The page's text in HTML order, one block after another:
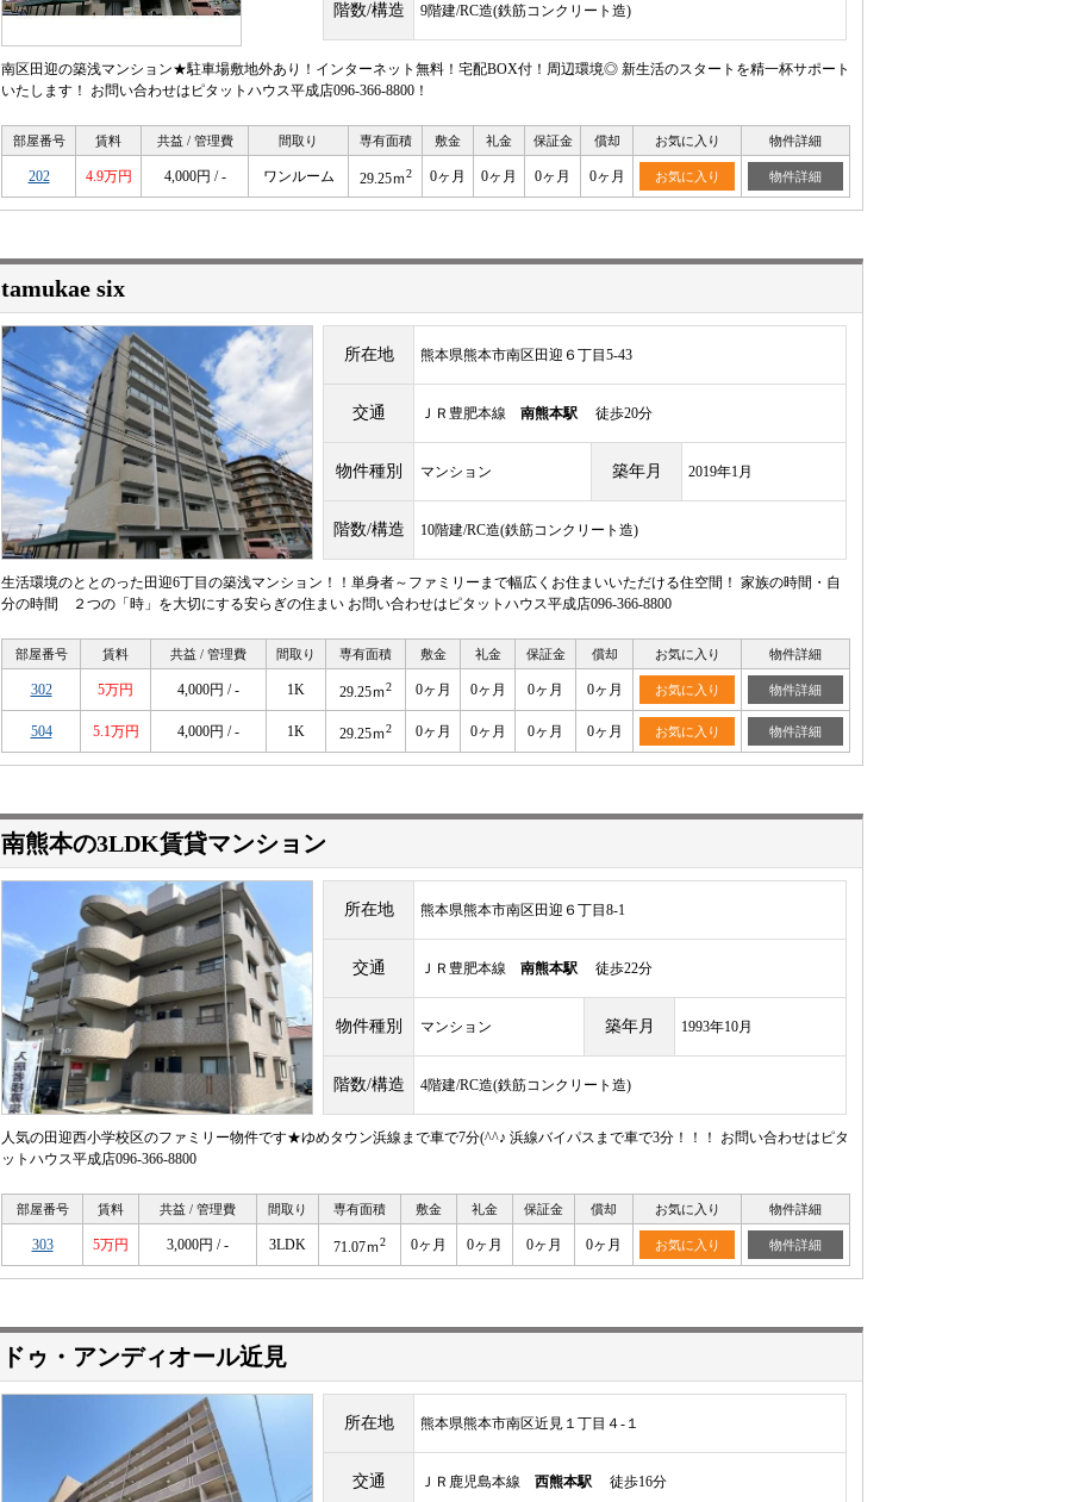
階数/構造 9階建/RC造(鉄筋コンクリート造)
南区田迎の築浅マンション★駐車場敷地外あり！インターネット無料！宅配BOX付！周辺環境◎ 新生活のスタートを精一杯サポート
いたします！ お問い合わせはピタットハウス平成店096-366-8800！
部屋番号 賃料 共益 / 管理費 間取り 専有面積 敷金 礼金 保証金 償却 お気に入り 物件詳細
202 4.9万円 4,000円 / - ワンルーム 29.25ｍ2 0ヶ月 0ヶ月 0ヶ月 0ヶ月 お気に入り 物件詳細
tamukae six
所在地 熊本県熊本市南区田迎６丁目5-43
交通 ＪＲ豊肥本線 南熊本駅 徒歩20分
物件種別 マンション 築年月 2019年1月
階数/構造 10階建/RC造(鉄筋コンクリート造)
生活環境のととのった田迎6丁目の築浅マンション！！単身者～ファミリーまで幅広くお住まいいただける住空間！ 家族の時間・自
分の時間 ２つの「時」を大切にする安らぎの住まい お問い合わせはピタットハウス平成店096-366-8800
部屋番号 賃料 共益 / 管理費 間取り 専有面積 敷金 礼金 保証金 償却 お気に入り 物件詳細
302 5万円 4,000円 / - 1K 29.25ｍ2 0ヶ月 0ヶ月 0ヶ月 0ヶ月 お気に入り 物件詳細
504 5.1万円 4,000円 / - 1K 29.25ｍ2 0ヶ月 0ヶ月 0ヶ月 0ヶ月 お気に入り 物件詳細
南熊本の3LDK賃貸マンション
所在地 熊本県熊本市南区田迎６丁目8-1
交通 ＪＲ豊肥本線 南熊本駅 徒歩22分
物件種別 マンション 築年月 1993年10月
階数/構造 4階建/RC造(鉄筋コンクリート造)
人気の田迎西小学校区のファミリー物件です★ゆめタウン浜線まで車で7分(^^♪ 浜線バイパスまで車で3分！！！ お問い合わせはピタ
ットハウス平成店096-366-8800
部屋番号 賃料 共益 / 管理費 間取り 専有面積 敷金 礼金 保証金 償却 お気に入り 物件詳細
303 5万円 3,000円 / - 3LDK 71.07ｍ2 0ヶ月 0ヶ月 0ヶ月 0ヶ月 お気に入り 物件詳細
ドゥ・アンディオール近見
所在地 熊本県熊本市南区近見１丁目４-１
交通 ＪＲ鹿児島本線 西熊本駅 徒歩16分